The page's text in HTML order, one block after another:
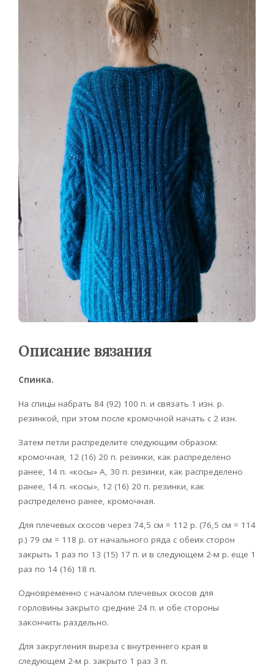
Описание вязания
Спинка.
На спицы набрать 84 (92) 100 п. и связать 1 изн. р.
резинкой, при этом после кромочной начать с 2 изн.
Затем петли распределите следующим образом:
кромочная, 12 (16) 20 п. резинки, как распределено
ранее, 14 п. «косы» А, 30 п. резинки, как распределено
ранее, 14 п. «косы», 12 (16) 20 п. резинки, как
распределено ранее, кромочная.
Для плечевых скосов через 74,5 см = 112 р. (76,5 см = 114
р.) 79 см = 118 р. от начального ряда с обеих сторон
закрыть 1 раз по 13 (15) 17 п. и в следующем 2-м р. еще 1
раз по 14 (16) 18 п.
Одновременно с началом плечевых скосов для
горловины закрыто средние 24 п. и обе стороны
закончить раздельно.
Для закругления выреза с внутреннего края в
следующем 2-м р. закрыто 1 раз 3 п.